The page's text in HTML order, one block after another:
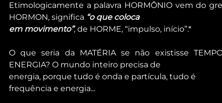
Etimologicamente a palavra HORMÔNIO vem do
HORMON, significa “o que coloca
em movimento”, de HORME, “impulso, início”.*
O que seria da MATÉRIA se não existisse
ENERGIA? O mundo inteiro precisa de
energia, porque tudo é onda e partícula, tudo é
frequência e energia...